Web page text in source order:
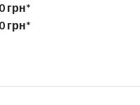
грн*
грн*